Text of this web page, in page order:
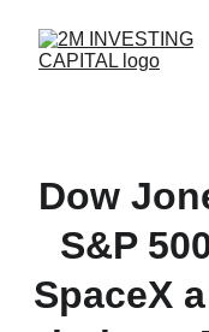
Dow
S&P
SpaceX